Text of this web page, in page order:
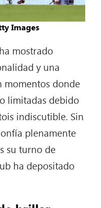
Images
mostrado
y una
momentos donde
limitadas debido
indiscutible. Sin
plenamente
su turno de
ha depositado